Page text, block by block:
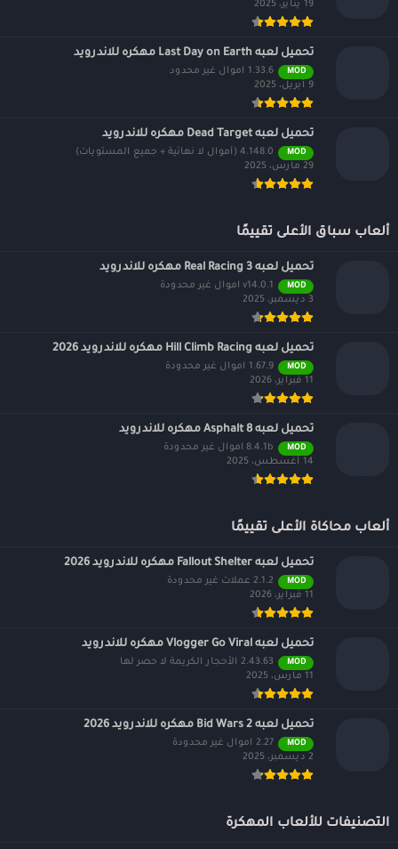
19 يناير، 2025
تحميل لعبه Last Day on Earth مهكره للاندرويد
MOD
1.33.6 اموال غير محدود
9 أبريل، 2025
تحميل لعبه Dead Target مهكره للاندرويد
MOD
4.148.0 (أموال لا نهائية + جميع المستويات)
29 مارس، 2025
ألعاب سباق الأعلى تقييمًا
تحميل لعبه Real Racing 3 مهكره للاندرويد
MOD
v14.0.1 اموال غير محدودة
3 ديسمبر، 2025
تحميل لعبه Hill Climb Racing مهكره للاندرويد 2026
MOD
1.67.9 اموال غير محدودة
11 فبراير، 2026
تحميل لعبه Asphalt 8 مهكره للاندرويد
MOD
8.4.1b اموال غير محدودة
14 أغسطس، 2025
ألعاب محاكاة الأعلى تقييمًا
تحميل لعبه Fallout Shelter مهكره للاندرويد 2026
MOD
2.1.2 عملات غير محدودة
11 فبراير، 2026
تحميل لعبه Vlogger Go Viral مهكره للاندرويد
MOD
2.43.63 الأحجار الكريمة لا حصر لها
11 مارس، 2025
تحميل لعبه Bid Wars 2 مهكره للاندرويد 2026
MOD
2.27 اموال غير محدودة
2 ديسمبر، 2025
التصنيفات للألعاب المهكرة